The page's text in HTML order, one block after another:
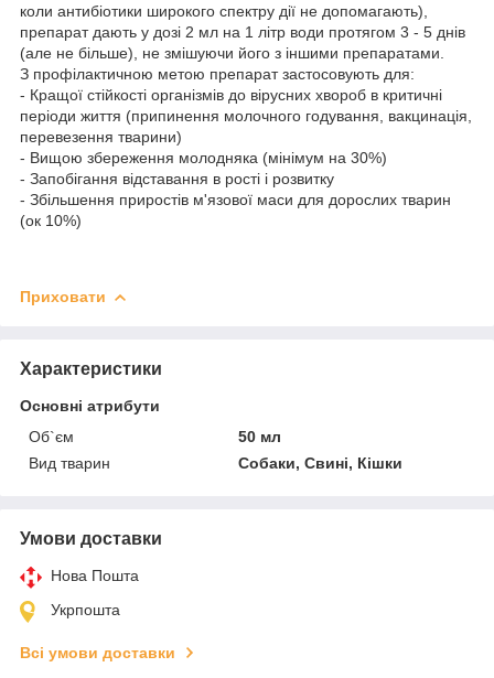
коли антибіотики широкого спектру дії не допомагають),
препарат дають у дозі 2 мл на 1 літр води протягом 3 - 5 днів
(але не більше), не змішуючи його з іншими препаратами.
З профілактичною метою препарат застосовують для:
- Кращої стійкості організмів до вірусних хвороб в критичні
періоди життя (припинення молочного годування, вакцинація,
перевезення тварини)
- Вищою збереження молодняка (мінімум на 30%)
- Запобігання відставання в рості і розвитку
- Збільшення приростів м'язової маси для дорослих тварин
(ок 10%)
Приховати
Характеристики
Основні атрибути
Об`єм
50 мл
Вид тварин
Собаки, Свині, Кішки
Умови доставки
Нова Пошта
Укрпошта
Всі умови доставки